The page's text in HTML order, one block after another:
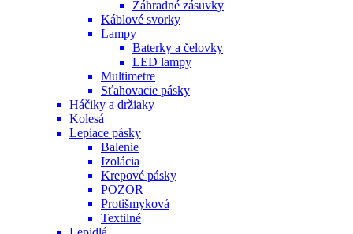
Záhradné zásuvky
Káblové svorky
Lampy
Baterky a čelovky
LED lampy
Multimetre
Sťahovacie pásky
Háčiky a držiaky
Kolesá
Lepiace pásky
Balenie
Izolácia
Krepové pásky
POZOR
Protišmyková
Textilné